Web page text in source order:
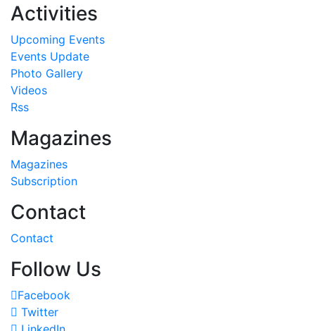
Activities
Upcoming Events
Events Update
Photo Gallery
Videos
Rss
Magazines
Magazines
Subscription
Contact
Contact
Follow Us
Facebook
Twitter